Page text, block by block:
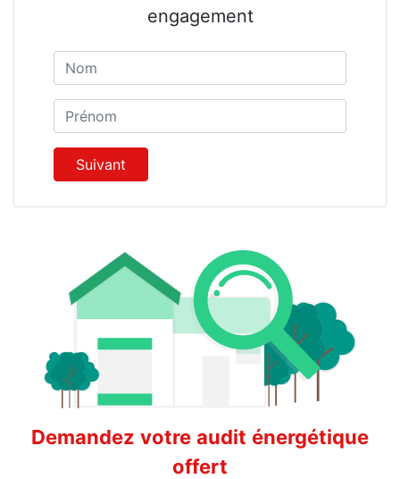
engagement
Prénom
Suivant
Demandez votre audit énergétique
offert